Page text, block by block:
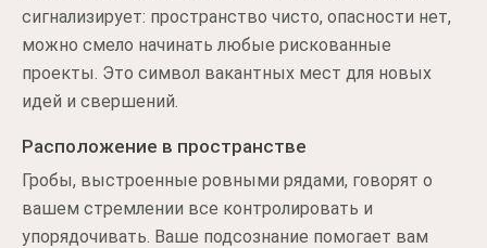
сигнализирует: пространство чисто, опасности нет,
можно смело начинать любые рискованные
проекты. Это символ вакантных мест для новых
идей и свершений.
Расположение в пространстве
Гробы, выстроенные ровными рядами, говорят о
вашем стремлении все контролировать и
упорядочивать. Ваше подсознание помогает вам